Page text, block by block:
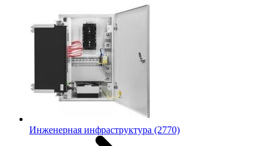
Инженерная инфраструктура (2770)